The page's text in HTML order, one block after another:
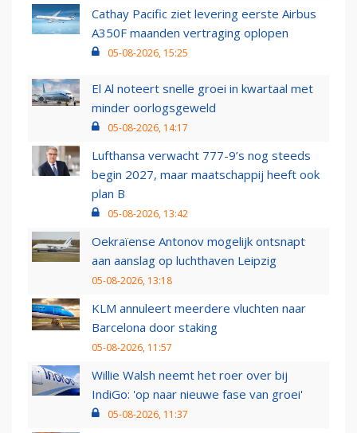
Cathay Pacific ziet levering eerste Airbus
A350F maanden vertraging oplopen
05-08-2026, 15:25
El Al noteert snelle groei in kwartaal met
minder oorlogsgeweld
05-08-2026, 14:17
Lufthansa verwacht 777-9’s nog steeds
begin 2027, maar maatschappij heeft ook
plan B
05-08-2026, 13:42
Oekraïense Antonov mogelijk ontsnapt
aan aanslag op luchthaven Leipzig
05-08-2026, 13:18
KLM annuleert meerdere vluchten naar
Barcelona door staking
05-08-2026, 11:57
Willie Walsh neemt het roer over bij
IndiGo: 'op naar nieuwe fase van groei'
05-08-2026, 11:37